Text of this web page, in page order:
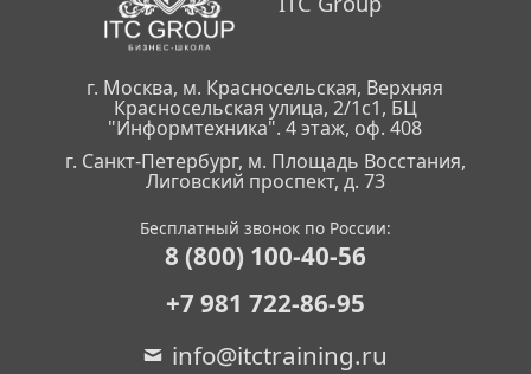
г. Москва, м. Красносельская, Верхняя
Красносельская улица, 2/1с1, БЦ
"Информтехника". 4 этаж, оф. 408
г. Санкт-Петербург, м. Площадь Восстания,
Лиговский проспект, д. 73
Бесплатный звонок по России:
8 (800) 100-40-56
+7 981 722-86-95
info@itctraining.ru